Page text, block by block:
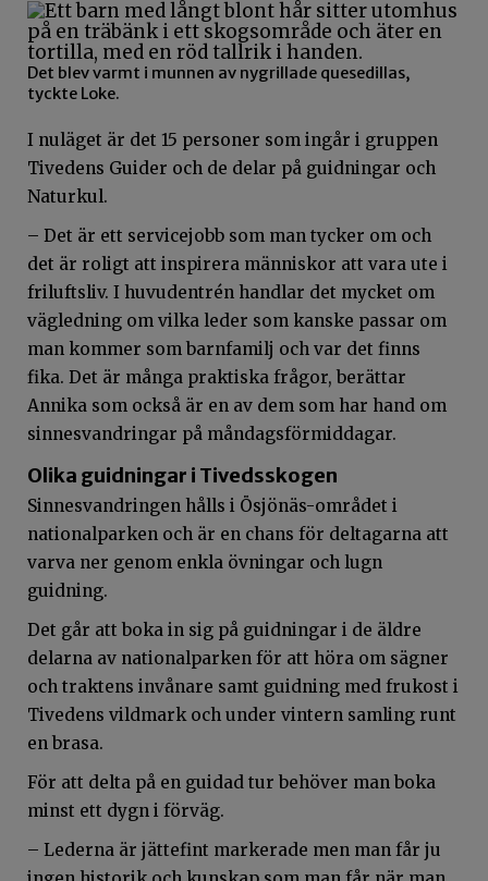
Det blev varmt i munnen av nygrillade quesedillas,
tyckte Loke.
I nuläget är det 15 personer som ingår i gruppen
Tivedens Guider och de delar på guidningar och
Naturkul.
– Det är ett servicejobb som man tycker om och
det är roligt att inspirera människor att vara ute i
friluftsliv. I huvudentrén handlar det mycket om
vägledning om vilka leder som kanske passar om
man kommer som barnfamilj och var det finns
fika. Det är många praktiska frågor, berättar
Annika som också är en av dem som har hand om
sinnesvandringar på måndagsförmiddagar.
Olika guidningar i Tivedsskogen
Sinnesvandringen hålls i Ösjönäs-området i
nationalparken och är en chans för deltagarna att
varva ner genom enkla övningar och lugn
guidning.
Det går att boka in sig på guidningar i de äldre
delarna av nationalparken för att höra om sägner
och traktens invånare samt guidning med frukost i
Tivedens vildmark och under vintern samling runt
en brasa.
För att delta på en guidad tur behöver man boka
minst ett dygn i förväg.
– Lederna är jättefint markerade men man får ju